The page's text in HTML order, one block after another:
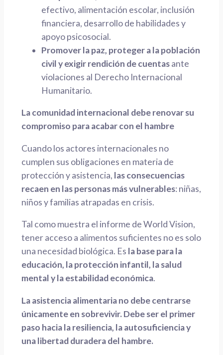
efectivo, alimentación escolar, inclusión
financiera, desarrollo de habilidades y
apoyo psicosocial.
Promover la paz, proteger a la población
civil y exigir rendición de cuentasante
violaciones al Derecho Internacional
Humanitario.
La comunidad internacional debe renovar su
compromiso para acabar con el hambre
Cuando los actores internacionales no
cumplen sus obligaciones en materia de
protección y asistencia, las consecuencias
recaen en las personas más vulnerables: niñas,
niños y familias atrapadas en crisis.
Tal como muestra el informe de World Vision,
tener acceso a alimentos suficientes no es solo
una necesidad biológica. Es la base para la
educación, la protección infantil, la salud
mental y la estabilidad económica.
La asistencia alimentaria no debe centrarse
únicamente en sobrevivir. Debe ser el primer
paso hacia la resiliencia, la autosuficiencia y
una libertad duradera del hambre.